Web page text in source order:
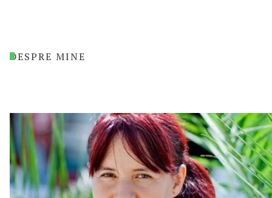
DESPRE MINE